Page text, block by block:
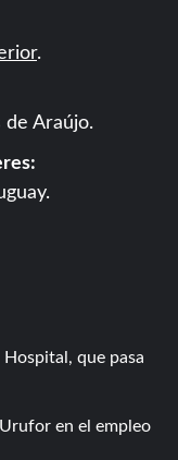
.
de Araújo.
que pasa
en el empleo